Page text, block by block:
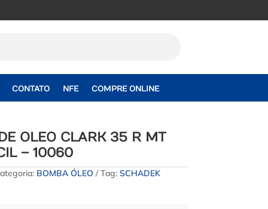
CONTATO NFE COMPRE ONLINE
OLEO CLARK 35 R MT
– 10060
BOMBA ÓLEO Tag: SCHADEK